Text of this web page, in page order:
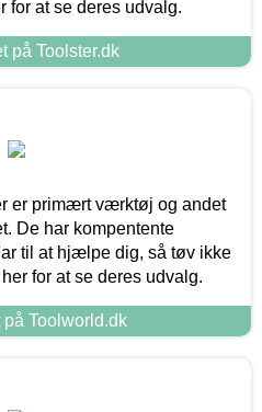
for at se deres udvalg.
på Toolster.dk
er primært værktøj og andet
De har kompentente
til at hjælpe dig, så tøv ikke
for at se deres udvalg.
Toolworld.dk